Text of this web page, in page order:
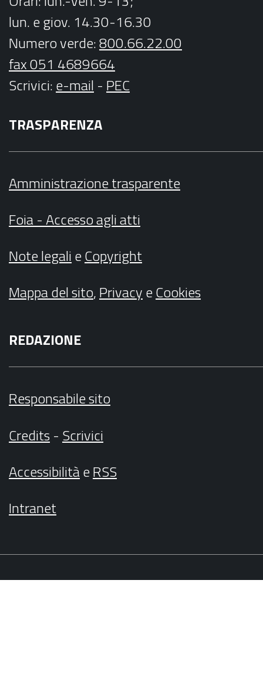
lun. e giov. 14.30-16.30
Numero verde:800.66.22.00
fax 051 4689664
Scrivici:e-mail - PEC
TRASPARENZA
Amministrazione trasparente
Foia - Accesso agli atti
Note legalieCopyright
Mappa del sito,PrivacyeCookies
REDAZIONE
Responsabile sito
Credits- Scrivici
AccessibilitàeRSS
Intranet